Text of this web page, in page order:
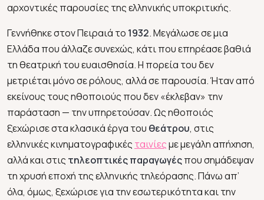
αρχοντικές παρουσίες της ελληνικής υποκριτικής.
Γεννήθηκε στον Πειραιά το 1932. Μεγάλωσε σε μια
Ελλάδα που άλλαζε συνεχώς, κάτι που επηρέασε βαθιά
τη θεατρική του ευαισθησία. Η πορεία του δεν
μετριέται μόνο σε ρόλους, αλλά σε παρουσία. Ήταν από
εκείνους τους ηθοποιούς που δεν «έκλεβαν» την
παράσταση — την υπηρετούσαν. Ως ηθοποιός
ξεχώρισε στα κλασικά έργα του θεάτρου, στις
ελληνικές κινηματογραφικές ταινίεςμε μεγάλη απήχηση,
αλλά και στις τηλεοπτικές παραγωγέςπου σημάδεψαν
τη χρυσή εποχή της ελληνικής τηλεόρασης. Πάνω απ’
όλα, όμως, ξεχώρισε για την εσωτερικότητα και την